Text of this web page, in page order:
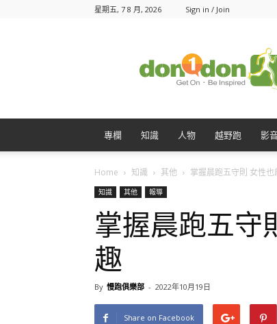
星期五, 7 8 月, 2026 Sign in / Join
專欄 知識 人物 越野跑 影
Home 知識 其他 掌握晨跑五守則 女性也
知識 其他 報導
掌握晨跑五守
趣
By 慢跑俱樂部 - 2022年10月19日
Share on Facebook